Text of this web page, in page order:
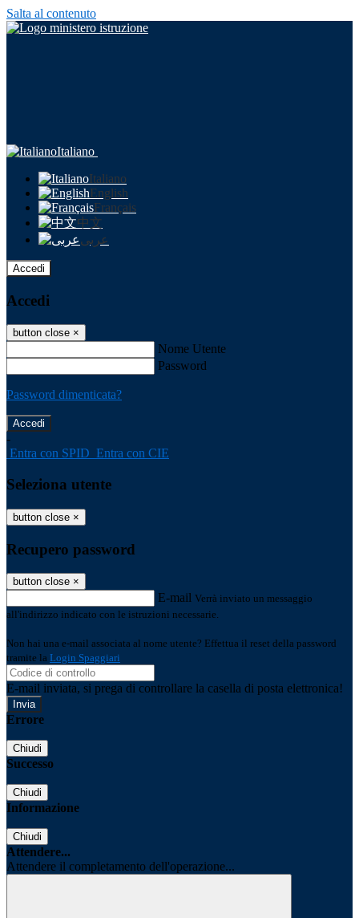
Salta al contenuto
Italiano
Italiano
English
Français
中文
عربى
Accedi
Accedi
button close ×
Nome Utente
Password
Password dimenticata?
-
Entra con SPID Entra con CIE
Seleziona utente
button close ×
Recupero password
button close ×
E-mail Verrà inviato un messaggio
all'indirizzo indicato con le istruzioni necessarie.
Non hai una e-mail associata al nome utente? Effettua il reset della password
tramite la Login Spaggiari
E-mail inviata, si prega di controllare la casella di posta elettronica!
Errore
Chiudi
Successo
Chiudi
Informazione
Chiudi
Attendere...
Attendere il completamento dell'operazione...